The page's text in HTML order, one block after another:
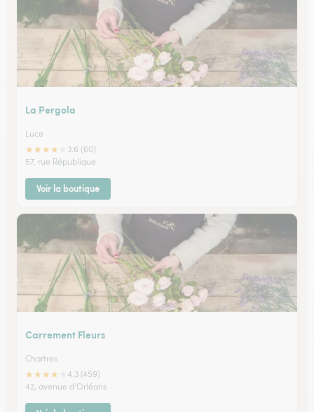
La Pergola
Luce
★★★★
3.6 (60)
57, rue République
Voir la boutique
Carrement Fleurs
Chartres
★★★★
4.3 (459)
42, avenue d'Orléans